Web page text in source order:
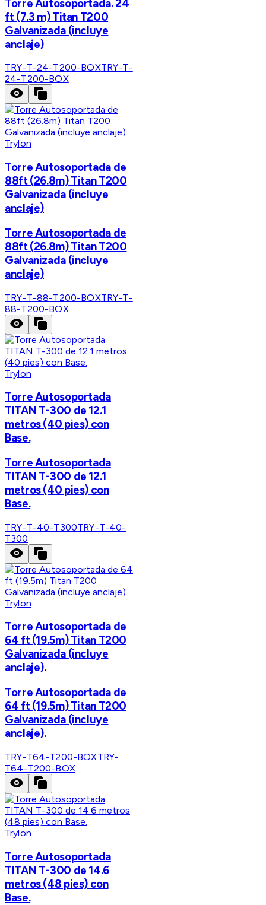
Torre Autosoportada. 24
ft (7.3 m) Titan T200
Galvanizada (incluye
anclaje)
TRY-T-24-T200-BOXTRY-T-
24-T200-BOX
Trylon
Torre Autosoportada de
88ft (26.8m) Titan T200
Galvanizada (incluye
anclaje)
Torre Autosoportada de
88ft (26.8m) Titan T200
Galvanizada (incluye
anclaje)
TRY-T-88-T200-BOXTRY-T-
88-T200-BOX
Trylon
Torre Autosoportada
TITAN T-300 de 12.1
metros (40 pies) con
Base.
Torre Autosoportada
TITAN T-300 de 12.1
metros (40 pies) con
Base.
TRY-T-40-T300TRY-T-40-
T300
Trylon
Torre Autosoportada de
64 ft (19.5m) Titan T200
Galvanizada (incluye
anclaje).
Torre Autosoportada de
64 ft (19.5m) Titan T200
Galvanizada (incluye
anclaje).
TRY-T64-T200-BOXTRY-
T64-T200-BOX
Trylon
Torre Autosoportada
TITAN T-300 de 14.6
metros (48 pies) con
Base.